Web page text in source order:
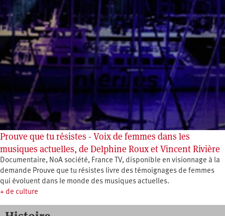
Prouve que tu résistes - Voix de femmes dans les
musiques actuelles, de Delphine Roux et Vincent Rivière
Documentaire, NoA société, France TV, disponible en visionnage à la
demande Prouve que tu résistes livre des témoignages de femmes
qui évoluent dans le monde des musiques actuelles.
+ de culture